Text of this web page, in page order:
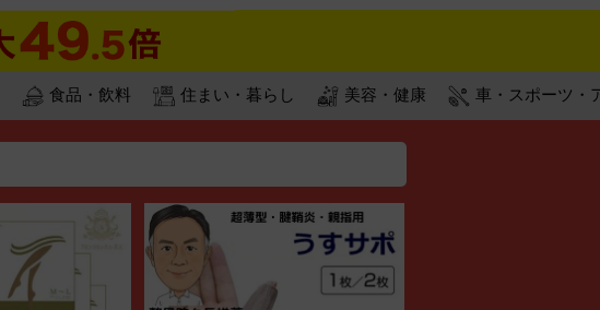
食品・飲料 住まい・暮らし 美容・健康 車・スポーツ・